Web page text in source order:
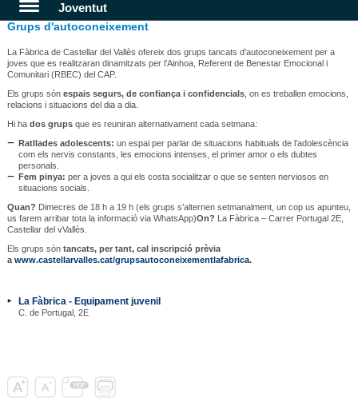
Joventut
Grups d'autoconeixement
La Fàbrica de Castellar del Vallès ofereix dos grups tancats d’autoconeixement per a
joves que es realitzaran dinamitzats per l’Ainhoa, Referent de Benestar Emocional i
Comunitari (RBEC) del CAP.
Els grups són espais segurs, de confiança i confidencials, on es treballen emocions,
relacions i situacions del dia a dia.
Hi hados grups que es reuniran alternativament cada setmana:
Ratllades adolescents: un espai per parlar de situacions habituals de l’adolescència
com els nervis constants, les emocions intenses, el primer amor o els dubtes
personals.
Fem pinya: per a joves a qui els costa socialitzar o que se senten nerviosos en
situacions socials.
Quan? Dimecres de 18 h a 19 h (els grups s’alternen setmanalment, un cop us apunteu,
us farem arribar tota la informació via WhatsApp)On? La Fàbrica – Carrer Portugal 2E,
Castellar del vVallès.
Els grups són tancats, per tant, cal inscripció prèvia
a www.castellarvalles.cat/grupsautoconeixementlafabrica.
La Fàbrica - Equipament juvenil
C. de Portugal, 2E